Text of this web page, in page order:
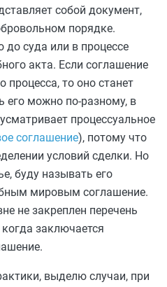
собой документ,
порядке.
суда или в процессе
акта. Если соглашение
процесса, то оно станет
можно по-разному, в
процессуальное
соглашение), потому что
условий сделки. Но
буду называть его
мировым соглашение.
не закреплен перечень
заключается
выделю случаи, при